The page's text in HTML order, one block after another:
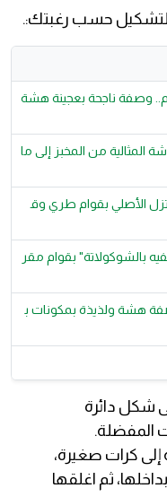
للتشكيل حسب رغبتك:.
وصفة ناجحة بعجينة هشة
المثالية من المخبز إلى ما
الأصلي بقوام طري وق
بالشوكولاتة" بقوام مقر
هشة ولذيذة بمكونات ب
شكل دائرة
المفضلة.
كرات صغيرة،
ثم اغلقها